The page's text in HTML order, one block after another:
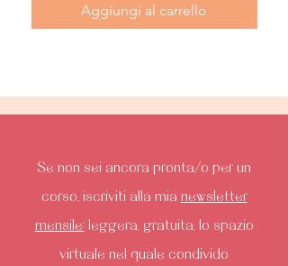
Aggiungi al carrello
Se non sei ancora pronta/o per un
corso, iscriviti alla mia newsletter
mensile:leggera, gratuita, lo spazio
virtuale nel quale condivido